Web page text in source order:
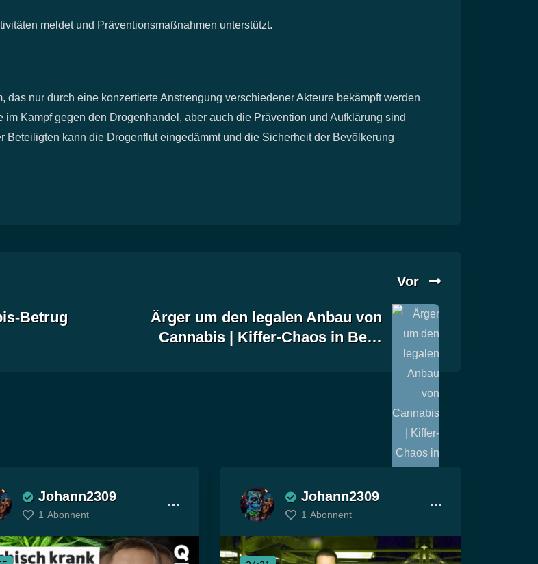
meldet und Präventionsmaßnahmen unterstützt.
nur durch eine konzertierte Anstrengung verschiedener Akteure bekämpft werden
Kampf gegen den Drogenhandel, aber auch die Prävention und Aufklärung sind
kann die Drogenflut eingedämmt und die Sicherheit der Bevölkerung
Betrug
Vor
Ärger um den legalen Anbau von
Cannabis | Kiffer-Chaos in Be…
Johann2309
1 Abonnent
Johann2309
1 Abonnent